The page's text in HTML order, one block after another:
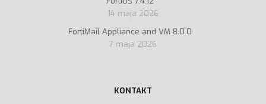
14 maja 2026
FortiMail Appliance and VM 8.0.0
7 maja 2026
KONTAKT